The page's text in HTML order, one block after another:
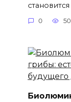
0 50